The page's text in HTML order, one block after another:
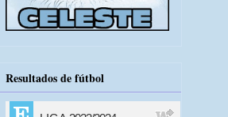
Resultados de fútbol